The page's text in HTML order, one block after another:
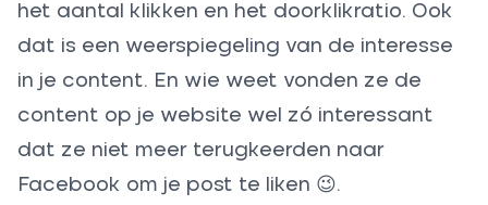
het aantal klikken en het doorklikratio. Ook
dat is een weerspiegeling van de interesse
in je content. En wie weet vonden ze de
content op je website wel zó interessant
dat ze niet meer terugkeerden naar
Facebook om je post te liken 😉.